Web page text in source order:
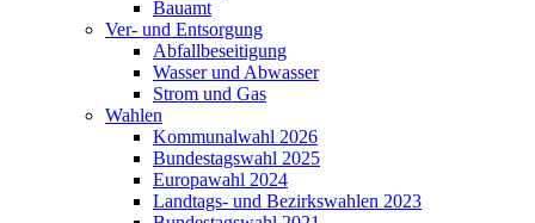
Bauamt
Ver- und Entsorgung
Abfallbeseitigung
Wasser und Abwasser
Strom und Gas
Wahlen
Kommunalwahl 2026
Bundestagswahl 2025
Europawahl 2024
Landtags- und Bezirkswahlen 2023